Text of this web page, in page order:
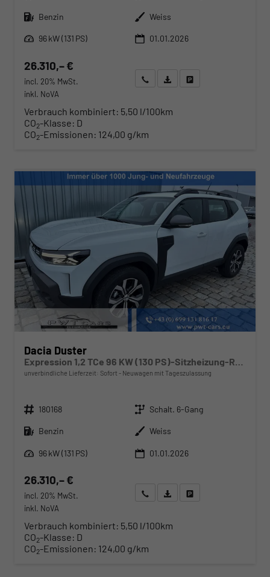
Kraftstoff
Benzin Außenfarbe Weiss
Leistung
96 kW (131 PS) 01.01.2026
26.310,– €
incl. 20% MwSt.
inkl. NoVA
Wir rufen Sie anAngebot drucken (PDF)
Verbrauch kombiniert: 5,50 l/100km
CO2-Klasse: D
CO2-Emissionen: 124,00 g/km
Dacia Duster
Expression 1,2 TCe 96 KW (130 PS)-Sitzheizung-Rückfahrkamera-AppleCarplay-Sofort
unverbindliche Lieferzeit: Sofort Neuwagen mit Tageszulassung
Fahrzeugnr. 180168 Getriebe Schalt. 6-Gang
Kraftstoff Benzin Außenfarbe Weiss
Leistung
96 kW (131 PS) 01.01.2026
26.310,– €
incl. 20% MwSt.
inkl. NoVA
Wir rufen Sie anAngebot drucken (PDF)
Verbrauch kombiniert: 5,50 l/100km
CO2-Klasse: D
CO2-Emissionen: 124,00 g/km